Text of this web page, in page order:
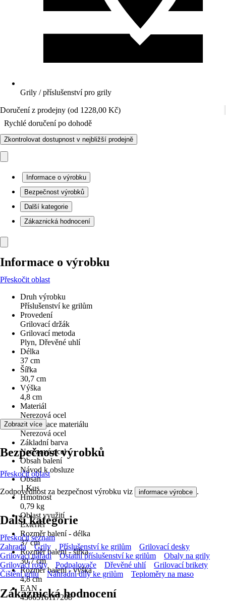
Grily / příslušenství pro grily
Doručení z prodejny (od 1228,00 Kč)
Rychlé doručení po dohodě
Zkontrolovat dostupnost v nejbližší prodejně
Informace o výrobku
Bezpečnost výrobků
Další kategorie
Zákaznická hodnocení
Informace o výrobku
Přeskočit oblast
Druh výrobku
Příslušenství ke grilům
Provedení
Grilovací držák
Grilovací metoda
Plyn, Dřevěné uhlí
Délka
37 cm
Šířka
30,7 cm
Výška
4,8 cm
Materiál
Nerezová ocel
Specifikace materiálu
Nerezová ocel
Základní barva
Nerezová ocel
Obsah balení
Návod k obsluze
Obsah
1 Kus
Hmotnost
0,79 kg
Oblast využití
Exteriér
Rozměr balení - délka
37 cm
Rozměr balení - šířka
30,7 cm
Rozměr balení - výška
4,8 cm
EAN
4306516117208
Zobrazit více
Bezpečnost výrobků
Přeskočit oblast
Zodpovědnost za bezpečnost výrobku viz informace výrobce .
Další kategorie
Přeskočit seznam
Zahrada
Grily Příslušenství ke grilům
Grilovací desky
Grilovací nářadí
Ostatní příslušenství ke grilům
Obaly na grily
Grilovací rošty
Podpalovače Dřevěné uhlí
Grilovací brikety
Čištění grilu
Náhradní díly ke grilům Teploměry na maso
Zákaznická hodnocení